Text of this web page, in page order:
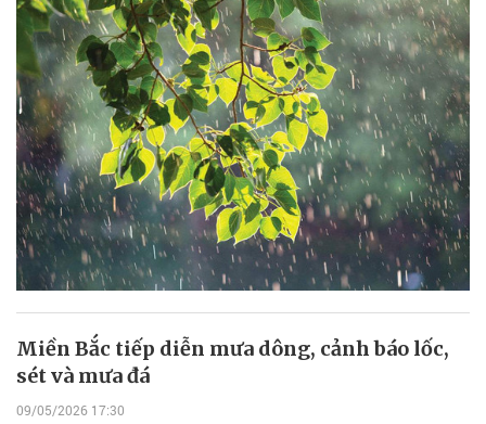
Miền Bắc tiếp diễn mưa dông, cảnh báo lốc,
sét và mưa đá
09/05/2026 17:30